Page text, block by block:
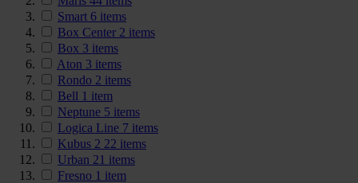
Smart 6 items
Box Center 2 items
Box 3 items
Aton 3 items
Rondo 2 items
Bell 1 item
Neptune 5 items
Logica Line 7 items
Kubus 2 22 items
Urban 21 items
Fresno 1 item